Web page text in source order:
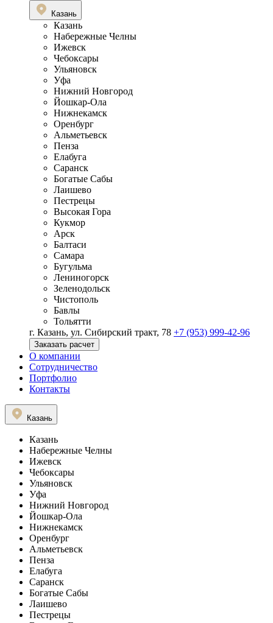
Казань
Казань
Набережные Челны
Ижевск
Чебоксары
Ульяновск
Уфа
Нижний Новгород
Йошкар-Ола
Нижнекамск
Оренбург
Альметьевск
Пенза
Елабуга
Саранск
Богатые Сабы
Лаишево
Пестрецы
Высокая Гора
Кукмор
Арск
Балтаси
Самара
Бугульма
Лениногорск
Зеленодольск
Чистополь
Бавлы
Тольятти
г. Казань, ул. Сибирский тракт, 78 +7 (953) 999-42-96
Заказать расчет
О компании
Сотрудничество
Портфолио
Контакты
Казань
Казань
Набережные Челны
Ижевск
Чебоксары
Ульяновск
Уфа
Нижний Новгород
Йошкар-Ола
Нижнекамск
Оренбург
Альметьевск
Пенза
Елабуга
Саранск
Богатые Сабы
Лаишево
Пестрецы